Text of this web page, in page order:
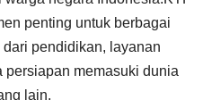
penting untuk berbagai
pendidikan, layanan
persiapan memasuki dunia
lain.